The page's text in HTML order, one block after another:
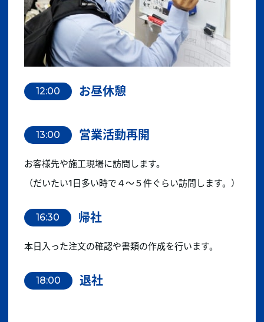
12:00 お昼休憩
13:00 営業活動再開
お客様先や施工現場に訪問します。
（だいたい1日多い時で４～５件ぐらい訪問します。）
16:30 帰社
本日入った注文の確認や書類の作成を行います。
18:00 退社